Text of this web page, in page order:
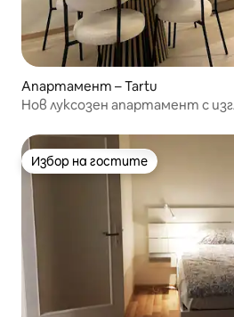
Апартамент – Tartu
Нов луксозен апартамент с
Избор на гостите
Избор на гостите